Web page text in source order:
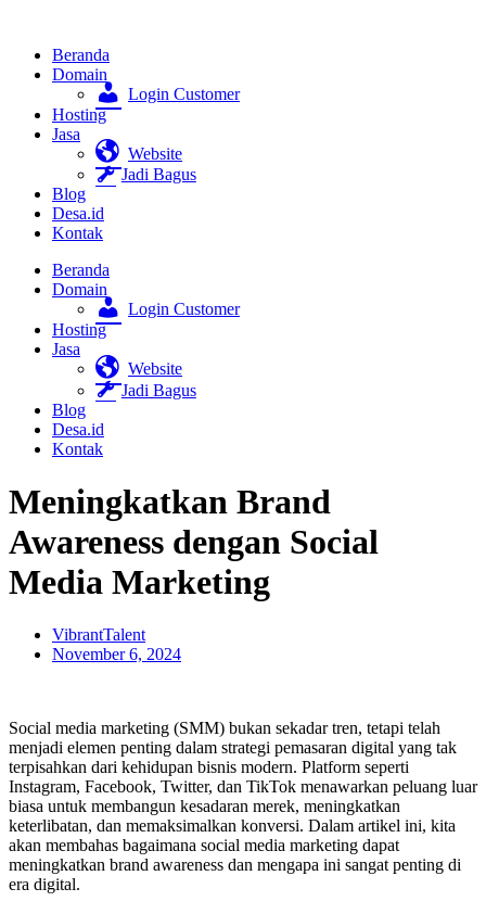
Beranda
Domain
Login Customer
Hosting
Jasa
Website
Jadi Bagus
Blog
Desa.id
Kontak
Beranda
Domain
Login Customer
Hosting
Jasa
Website
Jadi Bagus
Blog
Desa.id
Kontak
Meningkatkan Brand
Awareness dengan Social
Media Marketing
VibrantTalent
November 6, 2024
Social media marketing (SMM) bukan sekadar tren, tetapi telah
menjadi elemen penting dalam strategi pemasaran digital yang tak
terpisahkan dari kehidupan bisnis modern. Platform seperti
Instagram, Facebook, Twitter, dan TikTok menawarkan peluang luar
biasa untuk membangun kesadaran merek, meningkatkan
keterlibatan, dan memaksimalkan konversi. Dalam artikel ini, kita
akan membahas bagaimana social media marketing dapat
meningkatkan brand awareness dan mengapa ini sangat penting di
era digital.